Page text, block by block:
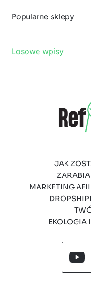
Popularne sklepy
Losowe wpisy
JAK
MARKETING
EKOLOGIA